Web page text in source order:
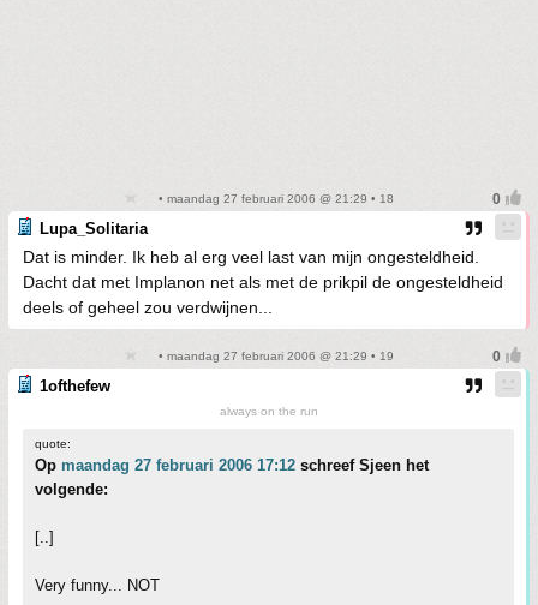
• maandag 27 februari 2006 @ 21:29 • 18
Lupa_Solitaria
Dat is minder. Ik heb al erg veel last van mijn ongesteldheid.
Dacht dat met Implanon net als met de prikpil de ongesteldheid
deels of geheel zou verdwijnen...
• maandag 27 februari 2006 @ 21:29 • 19
1ofthefew
always on the run
quote:
Op maandag 27 februari 2006 17:12 schreef Sjeen het
volgende:
[..]
Very funny... NOT